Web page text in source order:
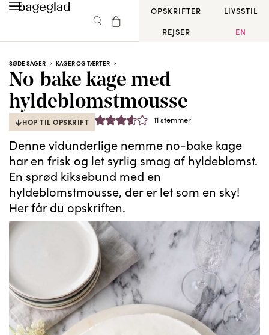
OPSKRIFTER
LIVSSTIL
REJSER
EN
SØDE SAGER KAGER OG TÆRTER
No-bake kage med
hyldeblomstmousse
HOP TIL OPSKRIFT 11stemmer
Denne vidunderlige nemme no-bake kage
har en frisk og let syrlig smag af hyldeblomst.
En sprød kiksebund med en
hyldeblomstmousse, der er let som en sky!
Her får du opskriften.